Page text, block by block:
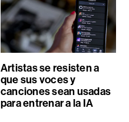
Artistas se resisten a
que sus voces y
canciones sean usadas
para entrenar a la IA